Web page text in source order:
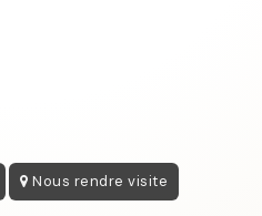
Nous rendre visite